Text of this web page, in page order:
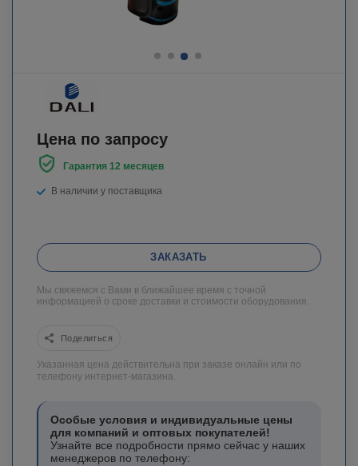
Цена по запросу
Гарантия 12 месяцев
В наличии у поставщика
ЗАКАЗАТЬ
Мы свяжемся с Вами в ближайшее время с точной
информацией о сроке доставки и стоимости оборудования.
Поделиться
Указанная цена действительна при заказе онлайн или по
телефону интернет-магазина.
Особые условия и индивидуальные цены
для компаний и оптовых покупателей!
Узнайте все подробности прямо сейчас у наших
менеджеров по телефону: